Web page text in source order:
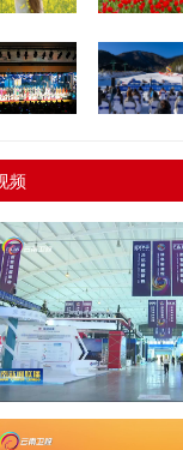
频